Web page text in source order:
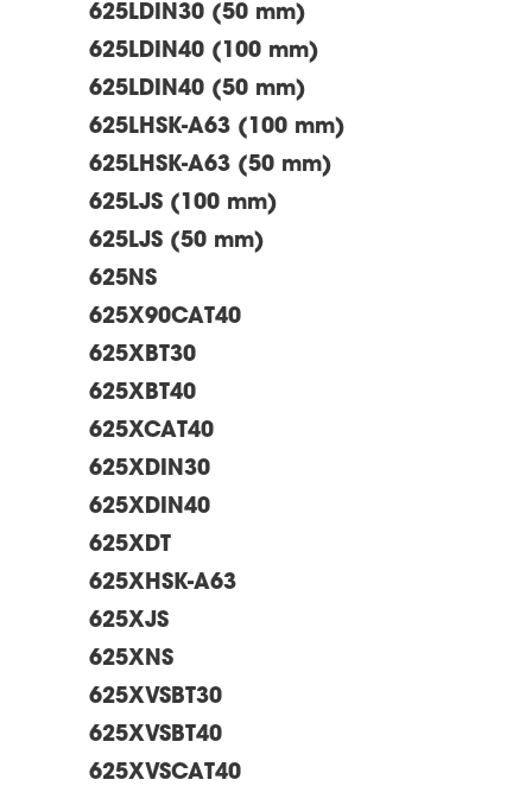
625LDIN30 (50 mm)
625LDIN40 (100 mm)
625LDIN40 (50 mm)
625LHSK-A63 (100 mm)
625LHSK-A63 (50 mm)
625LJS (100 mm)
625LJS (50 mm)
625NS
625X90CAT40
625XBT30
625XBT40
625XCAT40
625XDIN30
625XDIN40
625XDT
625XHSK-A63
625XJS
625XNS
625XVSBT30
625XVSBT40
625XVSCAT40